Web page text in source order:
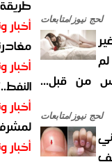
لحج نيوز/متابعات
من قبل...
لحج نيوز/متابعات
أخبار
أخبار
أخبار
أخبار